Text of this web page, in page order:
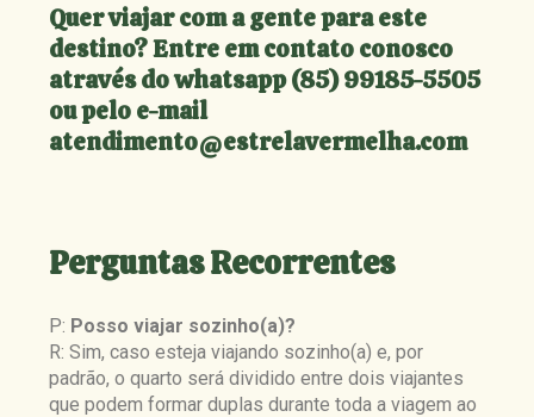
Quer viajar com a gente para este
destino? Entre em contato conosco
através do whatsapp (85) 99185-5505
ou pelo e-mail
atendimento@estrelavermelha.com
Perguntas Recorrentes
P: Posso viajar sozinho(a)?
R: Sim, caso esteja viajando sozinho(a) e, por
padrão, o quarto será dividido entre dois viajantes
que podem formar duplas durante toda a viagem ao